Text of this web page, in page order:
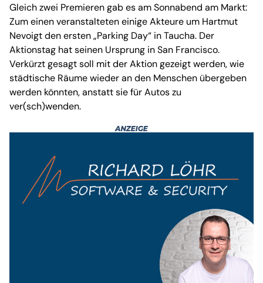
Gleich zwei Premieren gab es am Sonnabend am Markt:
Zum einen veranstalteten einige Akteure um Hartmut
Nevoigt den ersten „Parking Day“ in Taucha. Der
Aktionstag hat seinen Ursprung in San Francisco.
Verkürzt gesagt soll mit der Aktion gezeigt werden, wie
städtische Räume wieder an den Menschen übergeben
werden könnten, anstatt sie für Autos zu
ver(sch)wenden.